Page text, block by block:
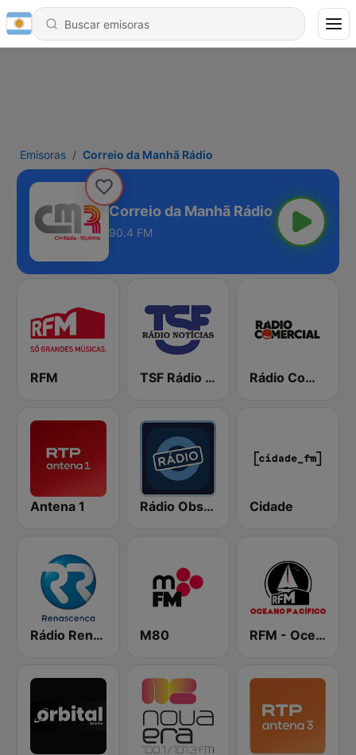
Emisoras Correio da Manhã Rádio
Correio da Manhã Rádio
90.4 FM
RFM TSF Rádio Notícias Rádio Comercial
Antena 1 Rádio Observador Cidade
Rádio Renascença M80 RFM - Oceano Pacífico Online